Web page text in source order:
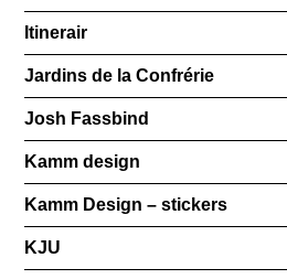
Itinerair
Jardins de la Confrérie
Josh Fassbind
Kamm design
Kamm Design – stickers
KJU